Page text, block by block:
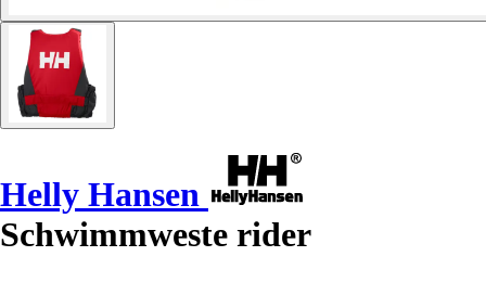
Helly Hansen
Schwimmweste rider